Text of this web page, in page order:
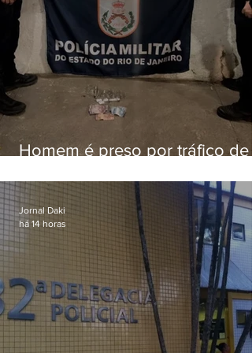
Homem é preso por tráfico de
Jornal Daki
há 14 horas